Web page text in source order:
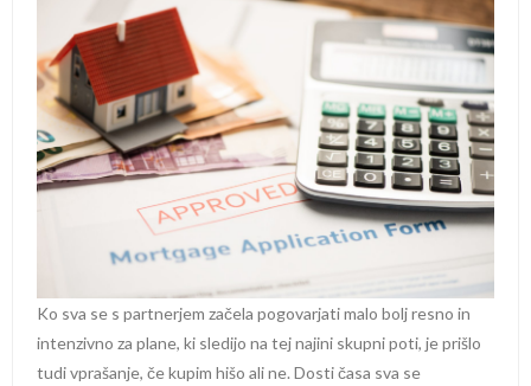
Ko sva se s partnerjem začela pogovarjati malo bolj resno in
intenzivno za plane, ki sledijo na tej najini skupni poti, je prišlo
tudi vprašanje, če kupim hišo ali ne. Dosti časa sva se